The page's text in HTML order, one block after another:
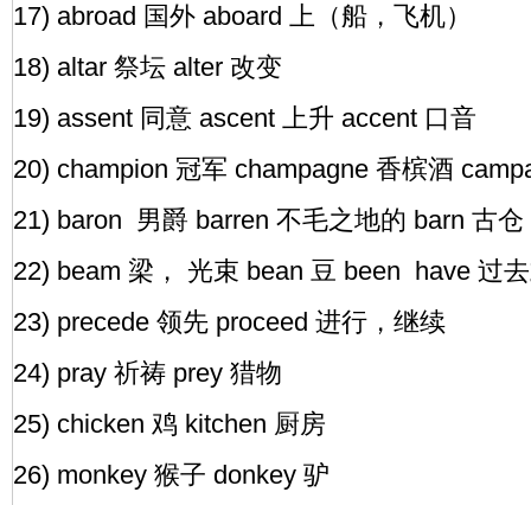
17) abroad 国外 aboard 上（船，飞机）
18) altar 祭坛 alter 改变
19) assent 同意 ascent 上升 accent 口音
20) champion 冠军 champagne 香槟酒
21) baron 男爵 barren 不毛之地的 barn 古仓
22) beam 梁， 光束 bean 豆 been have 过
23) precede 领先 proceed 进行，继续
24) pray 祈祷 prey 猎物
25) chicken 鸡 kitchen 厨房
26) monkey 猴子 donkey 驴